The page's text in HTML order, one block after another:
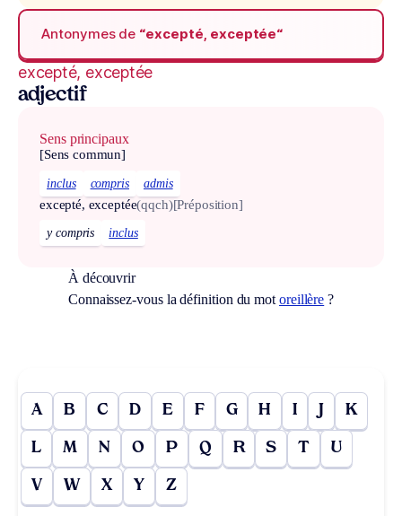
Antonymes de “excepté, exceptée“
excepté, exceptée
adjectif
Sens principaux
[Sens commun]
inclus compris admis
excepté, exceptée(qqch)[Préposition]
y compris inclus
À découvrir
Connaissez-vous la définition du mot oreillère ?
A B C D E F G H I J K
L M N O P Q R S T U
V W X Y Z